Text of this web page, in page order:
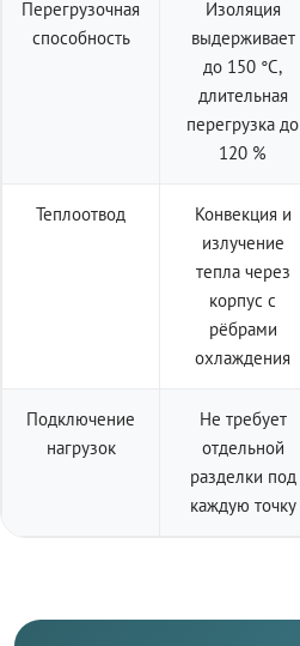
Перегрузочная
способность
Изоляция
выдерживает
до 150 °C,
длительная
перегрузка до
120 %
Теплоотвод
Конвекция и
излучение
тепла через
корпус с
рёбрами
охлаждения
Подключение
нагрузок
Не требует
отдельной
разделки под
каждую точку